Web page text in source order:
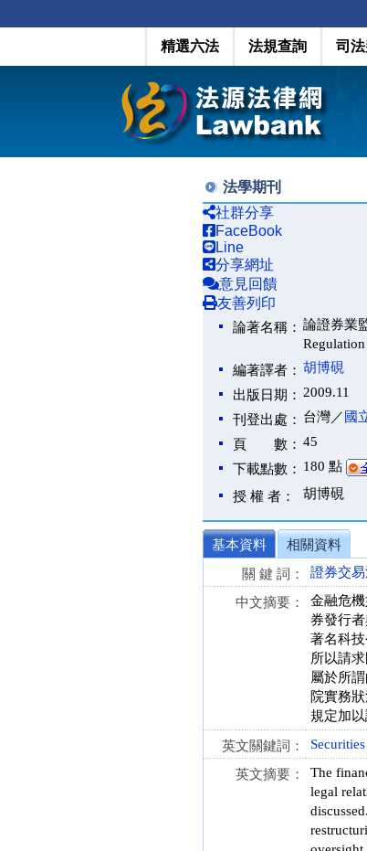
精選六法 法規查詢 司
法學期刊
社群分享
FaceBook
Line
分享網址
意見回饋
友善列印
論著名稱： 論證券業
Regulation
編著譯者： 胡博硯
出版日期： 2009.11
刊登出處： 台灣／ 國
頁 數： 45
下載點數： 180 點
授 權 者：
胡博硯
基本資料
相關資料
關 鍵 詞：
證券交
中文摘要：
金融危
券發行
著名科
所以請
屬於所
院實務
規定加以
英文關鍵詞：
英文摘要：
The
legal